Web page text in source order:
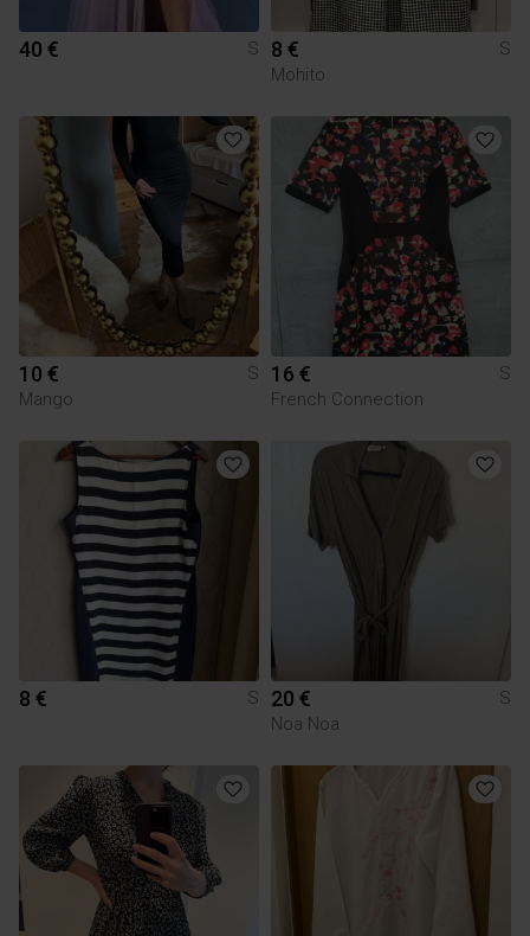
40 € S 8 €
S
Mohito
10 €
S
Mango
16 €
S
French Connection
8 € S 20 €
S
Noa Noa